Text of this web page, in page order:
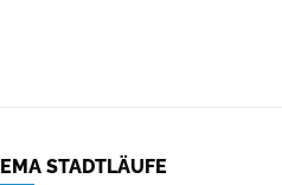
STADTLÄUFE